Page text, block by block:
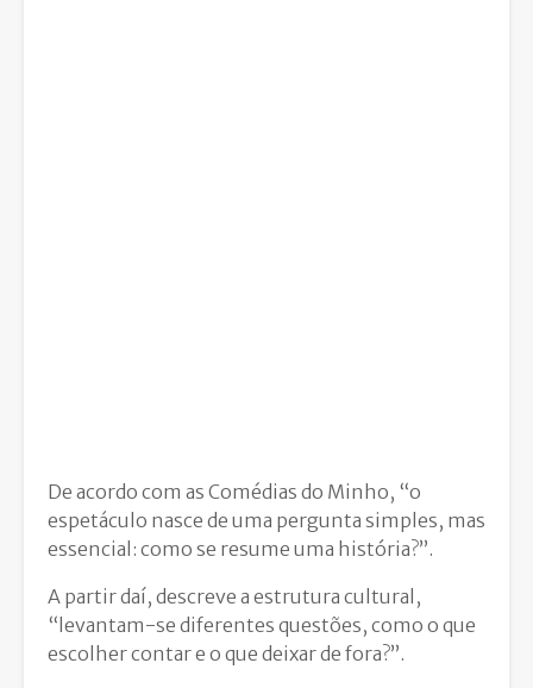
De acordo com as Comédias do Minho, “o
espetáculo nasce de uma pergunta simples, mas
essencial: como se resume uma história?”.
A partir daí, descreve a estrutura cultural,
“levantam-se diferentes questões, como o que
escolher contar e o que deixar de fora?”.